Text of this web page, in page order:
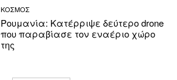
ΚΟΣΜΟΣ
Ρουμανία: Κατέρριψε δεύτερο drone
που παραβίασε τον εναέριο χώρο
της